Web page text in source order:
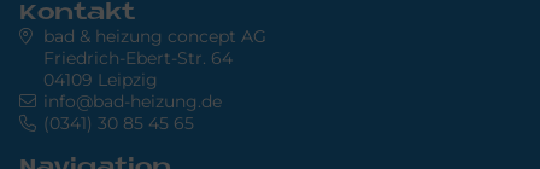
Kontakt
bad & heizung concept AG
Friedrich-Ebert-Str. 64
04109 Leipzig
info@bad-heizung.de
(0341) 30 85 45 65